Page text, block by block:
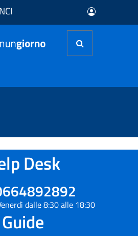
Desk
dalle 8:30 alle 18:30
Guide